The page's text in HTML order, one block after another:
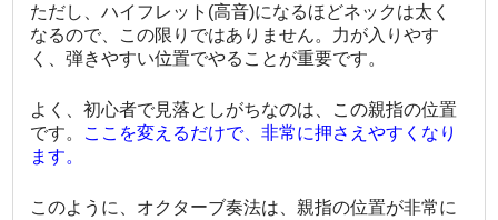
ただし、ハイフレット(高音)になるほどネックは太く
なるので、この限りではありません。力が入りやす
く、弾きやすい位置でやることが重要です。
よく、初心者で見落としがちなのは、この親指の位置
です。
ここを変えるだけで、非常に押さえやすくなり
ます。
このように、オクターブ奏法は、親指の位置が非常に